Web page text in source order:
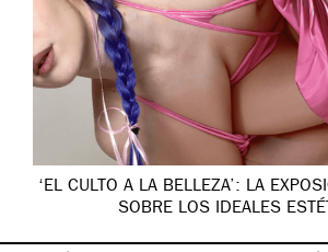
‘EL CULTO A LA BELLEZA’: LA
SOBRE LOS IDEALES